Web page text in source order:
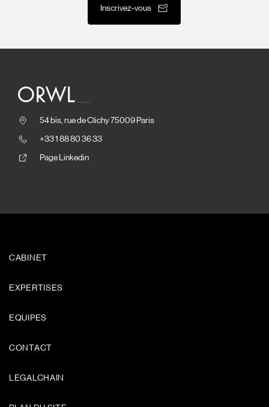
Inscrivez-vous
54 bis, rue de Clichy 75009 Paris
+33 1 88 80 36 33
Page Linkedin
CABINET
EXPERTISES
EQUIPES
CONTACT
LEGALCHAIN